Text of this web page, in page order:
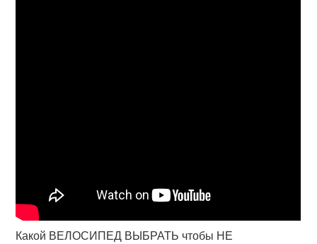
Какой ВЕЛОСИПЕД ВЫБРАТЬ чтобы НЕ